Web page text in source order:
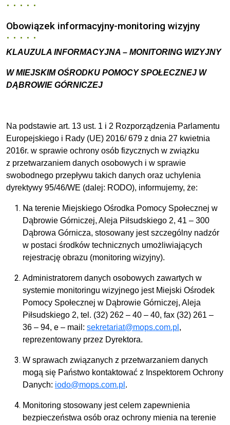
Obowiązek informacyjny-monitoring wizyjny
KLAUZULA INFORMACYJNA – MONITORING WIZYJNY
W MIEJSKIM OŚRODKU POMOCY SPOŁECZNEJ W
DĄBROWIE GÓRNICZEJ
Na podstawie art. 13 ust. 1 i 2 Rozporządzenia Parlamentu
Europejskiego i Rady (UE) 2016/ 679 z dnia 27 kwietnia
2016r. w sprawie ochrony osób fizycznych w związku
z przetwarzaniem danych osobowych i w sprawie
swobodnego przepływu takich danych oraz uchylenia
dyrektywy 95/46/WE (dalej: RODO), informujemy, że:
Na terenie Miejskiego Ośrodka Pomocy Społecznej w
Dąbrowie Górniczej, Aleja Piłsudskiego 2, 41 – 300
Dąbrowa Górnicza, stosowany jest szczególny nadzór
w postaci środków technicznych umożliwiających
rejestrację obrazu (monitoring wizyjny).
Administratorem danych osobowych zawartych w
systemie monitoringu wizyjnego jest Miejski Ośrodek
Pomocy Społecznej w Dąbrowie Górniczej, Aleja
Piłsudskiego 2, tel. (32) 262 – 40 – 40, fax (32) 261 –
36 – 94, e – mail: sekretariat@mops.com.pl ,
reprezentowany przez Dyrektora.
W sprawach związanych z przetwarzaniem danych
mogą się Państwo kontaktować z Inspektorem Ochrony
Danych: iodo@mops.com.pl .
Monitoring stosowany jest celem zapewnienia
bezpieczeństwa osób oraz ochrony mienia na terenie